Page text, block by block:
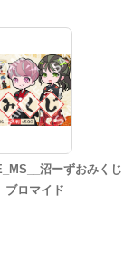
沼ーずおみくじ
ブロマイド